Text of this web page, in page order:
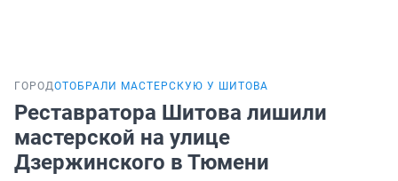
ГОРОДОТОБРАЛИ МАСТЕРСКУЮ У ШИТОВА
Реставратора Шитова лишили
мастерской на улице
Дзержинского в Тюмени